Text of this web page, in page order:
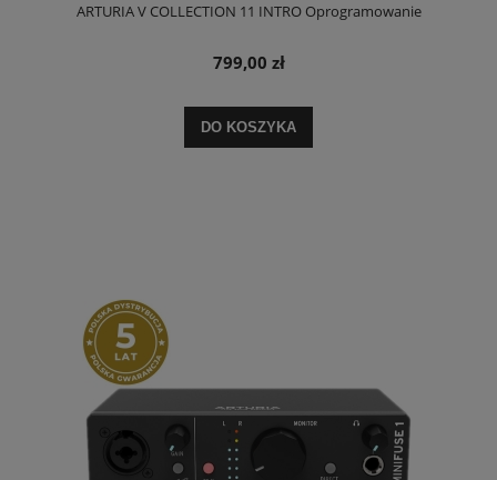
ARTURIA V COLLECTION 11 INTRO Oprogramowanie
799,00 zł
DO KOSZYKA